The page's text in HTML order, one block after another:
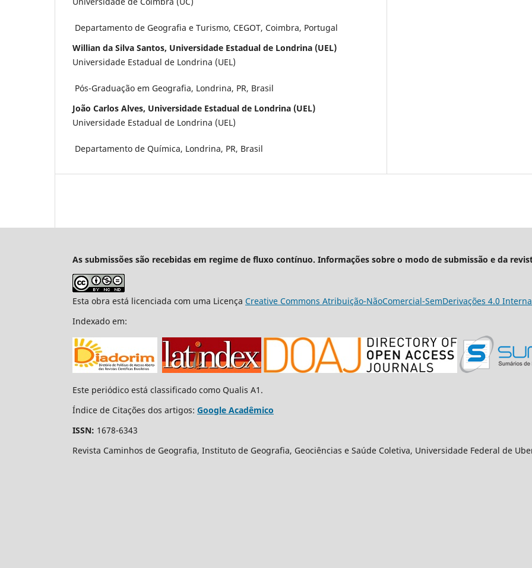
Departamento de Geografia e Turismo, CEGOT, Coimbra, Portugal
Willian da Silva Santos, Universidade Estadual de Londrina (UEL)
Universidade Estadual de Londrina (UEL)
Pós-Graduação em Geografia, Londrina, PR, Brasil
João Carlos Alves, Universidade Estadual de Londrina (UEL)
Universidade Estadual de Londrina (UEL)
Departamento de Química, Londrina, PR, Brasil
As submissões são recebidas em regime de fluxo contínuo. Informações sobre o modo de submissão e da
Esta obra está licenciada com uma Licença Creative Commons Atribuição-NãoComercial-SemDerivações 4.0
Indexado em:
Este periódico está classificado como Qualis A1.
Índice de Citações dos artigos: Google Acadêmico
ISSN: 1678-6343
Revista Caminhos de Geografia, Instituto de Geografia, Geociências e Saúde Coletiva, Universidade Federal de